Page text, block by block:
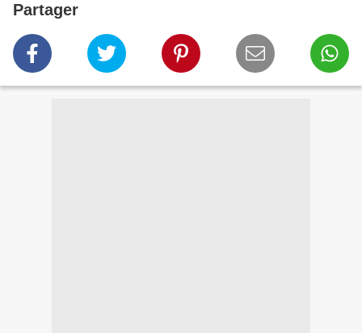
Partager